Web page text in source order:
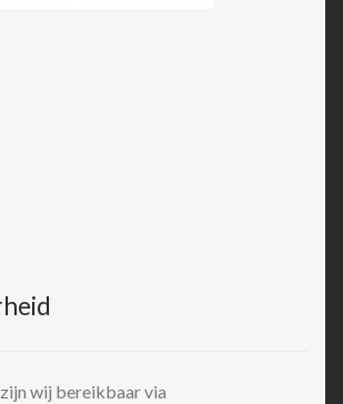
wij bereikbaar via